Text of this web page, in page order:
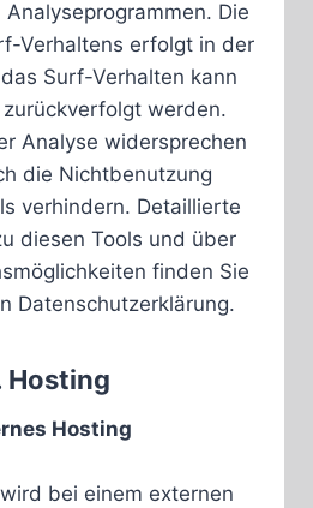
Die
Verhaltens erfolgt in der
Surf-Verhalten kann
werden.
Analyse widersprechen
die Nichtbenutzung
verhindern. Detaillierte
diesen Tools und über
finden Sie
Datenschutzerklärung.
Hosting
Hosting
bei einem externen